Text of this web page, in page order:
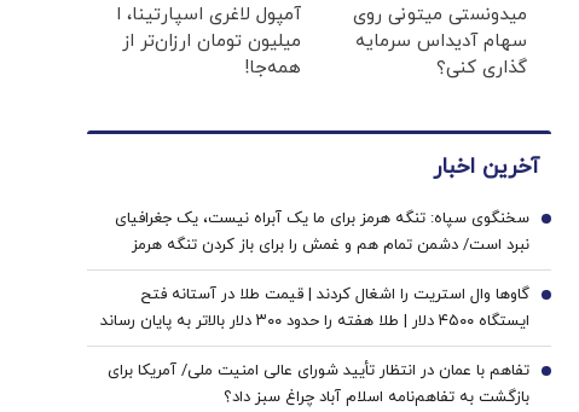
میدونستی میتونی روی
سهام آدیداس سرمایه
گذاری کنی؟
آمپول لاغری اسپارتینا، ا
میلیون تومان ارزان‌تر از
همه‌جا!
آخرین اخبار
سخنگوی سپاه: تنگه هرمز برای ما یک آبراه نیست، یک جغرافیای
نبرد است/ دشمن تمام هم و غمش را برای باز کردن تنگه هرمز
گذاشته است
1
گاوها وال استریت را اشغال کردند | قیمت طلا در آستانه فتح
ایستگاه ۴۵۰۰ دلار | طلا هفته را حدود ۳۰۰ دلار بالاتر به پایان رساند
2
تفاهم با عمان در انتظار تأیید شورای عالی امنیت ملی/ آمریکا برای
بازگشت به تفاهم‌نامه اسلام آباد چراغ سبز داد؟
3